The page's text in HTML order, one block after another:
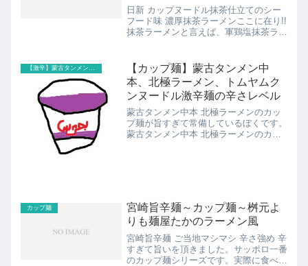
日新 カップヌードル抹茶仕立てのシー
フード味 濃厚抹茶ラーメンここに在り!!
抹茶ラーメンと言えば、軍鶏塩抹茶ラー
るカップラーメンが売ってました。それ
がこの「日...
【激辛】蒙古タンメン、味仙、桝元、地獄
【カップ麺】蒙古タンメン中
本、北極ラーメン、トムヤムク
ンヌードル激辛麺の辛さレベル
蒙古タンメン中本 北極ラーメンのカッ
プ麺が旨すぎて常備しているぼくです。
蒙古タンメン中本 北極ラーメンのカッ
カップ麺
宮崎旨辛麺～カップ麺～桝元よ
りも麺屋たかのラーメン風
宮崎旨辛麺 ご当地マシマシ 辛さ強め 辛
すぎて旨いを頂きました。サッポロ一番
のカップ麺シリーズです。実際に食べて